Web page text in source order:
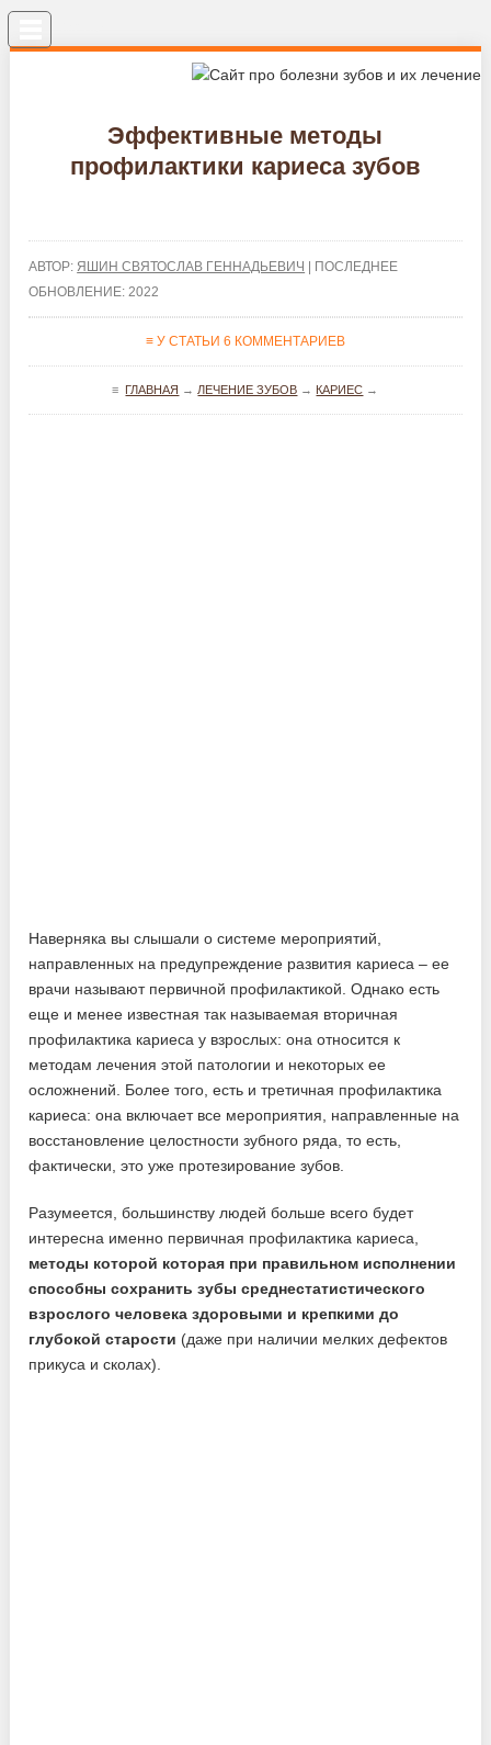
Эффективные методы
профилактики кариеса зубов
АВТОР: ЯШИН СВЯТОСЛАВ ГЕННАДЬЕВИЧ
| ПОСЛЕДНЕЕ
ОБНОВЛЕНИЕ: 2022
≡ У СТАТЬИ 6 КОММЕНТАРИЕВ
≡ ГЛАВНАЯ → ЛЕЧЕНИЕ ЗУБОВ → КАРИЕС →
Наверняка вы слышали о системе мероприятий,
направленных на предупреждение развития кариеса – ее
врачи называют первичной профилактикой. Однако есть
еще и менее известная так называемая вторичная
профилактика кариеса у взрослых: она относится к
методам лечения этой патологии и некоторых ее
осложнений. Более того, есть и третичная профилактика
кариеса: она включает все мероприятия, направленные на
восстановление целостности зубного ряда, то есть,
фактически, это уже протезирование зубов.
Разумеется, большинству людей больше всего будет
интересна именно первичная профилактика кариеса,
методы которой которая при правильном исполнении
способны сохранить зубы среднестатистического
взрослого человека здоровыми и крепкими до
глубокой старости (даже при наличии мелких дефектов
прикуса и сколах).